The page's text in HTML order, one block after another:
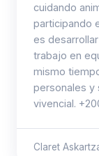
cuidando
participando
es
trabajo en
mismo
personales y
vivencial.
Claret